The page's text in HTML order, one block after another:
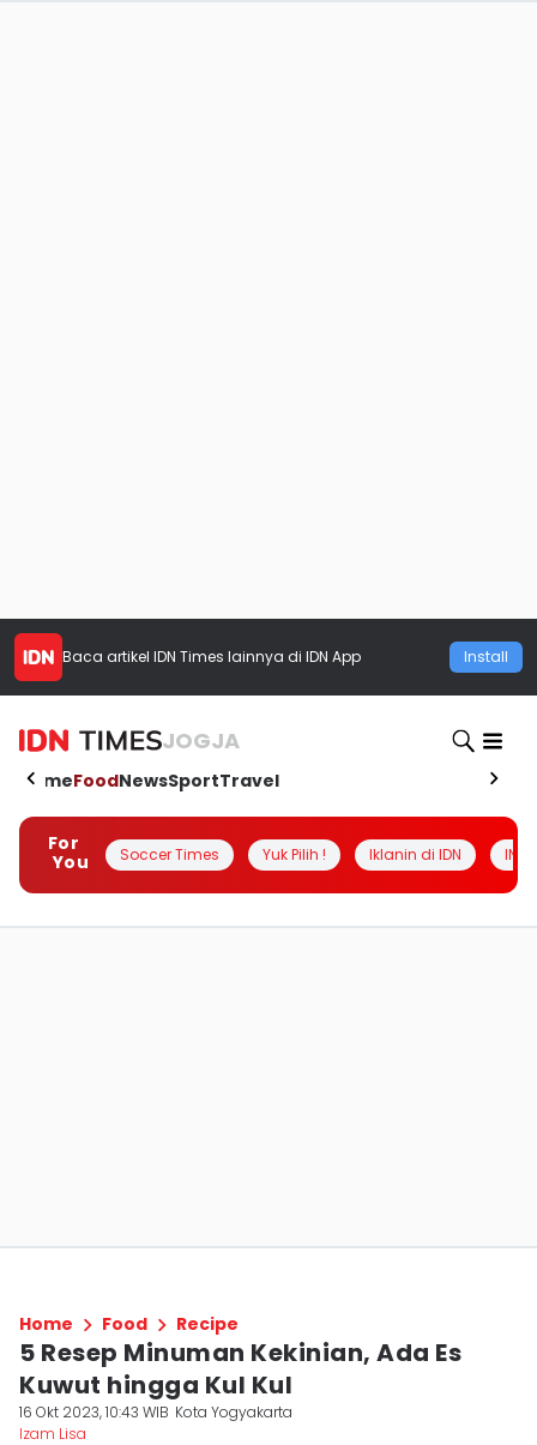
Baca artikel IDN Times lainnya di IDN App Install
JOGJA
HomeFoodNewsSportTravel
For
You
Soccer Times Yuk Pilih ! Iklanin di IDN
Home Food Recipe
5 Resep Minuman Kekinian, Ada Es
Kuwut hingga Kul Kul
16 Okt 2023, 10:43 WIB Kota Yogyakarta
Izam Lisa